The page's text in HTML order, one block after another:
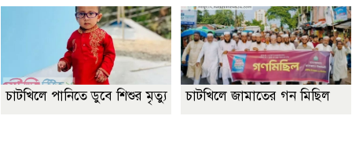
চাটখিলে পানিতে ডুবে শিশুর মৃত্যু চাটখিলে জামাতের গন মিছিল